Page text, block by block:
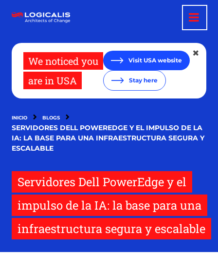
contenido
We noticed you
are in USA
Visit USA website
Stay here
INICIO BLOGS
SERVIDORES DELL POWEREDGE Y EL IMPULSO DE LA
IA: LA BASE PARA UNA INFRAESTRUCTURA SEGURA Y
ESCALABLE
Servidores Dell PowerEdge y el
impulso de la IA: la base para una
infraestructura segura y escalable